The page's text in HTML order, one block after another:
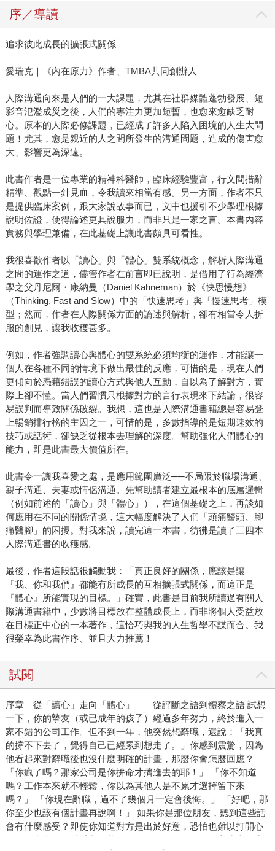
序／導讀
追求彼此成長的擴張式關係
愛瑞克｜《內在原力》作者、TMBA共同創辦人
人際溝通向來是人們的一大課題，尤其在社群媒體蓬勃發展、短
影音氾濫成災之後，人們的專注力更加短暫，也愈來愈缺乏耐
心。原本的人際必修課題，已經成了許多人陷入困境的人生大問
題！尤其，愈是親近的人之間所發生的溝通問題，造成的傷害愈
大、影響更為深遠。
此書作者是一位專業的精神科醫師，臨床經驗豐富，行文間措辭
精準、觀點一針見血，令我讀來相當有感。另一方面，作者不只
是提供臨床案例，跟大家說故事而已，文中也援引不少學理根據
說明佐證，使得論述更具說服力，而非只是一家之言。本書內容
實務與學理兼備，在此基礎上讓此書頗具可看性。
我很喜歡作者以「讀心」與「體心」雙系統概念，解析人際溝通
之間的運作之道，儘管作者在前言即已說明，是借用了行為經濟
學之父丹尼爾・康納曼（Daniel Kahneman）於《快思慢想》
（Thinking, Fast and Slow）中的「快速思考」與「慢速思考」模
型；然而，作者在人際關係方面的論述與解析，卻有相當令人折
服的創見，讓我收穫甚多。
例如，作者強調讀心與體心的雙系統必須均衡的運作，才能讓一
個人在各種不同的情境下做出最佳的反應，可惜的是，現在人們
更傾向於憑藉錯誤的讀心方式與他人互動，自以為了解對方，實
際上卻不懂。當人們習慣只根據對方的言行表現來下結論，很容
易誤判而導致關係破裂。我想，這也是人際溝通書籍總是容易登
上暢銷排行榜的主因之一，可惜的是，多數指導的是短期速效的
技巧或話術，卻缺乏從根本去理解的深度。幫助強化人們體心的
能力，即是此書最大價值所在。
此書令一讓我喜愛之處，是應用範圍廣泛──不局限於職場溝通、
親子溝通、夫妻或情侶溝通。先幫助讀者建立最根本的底層邏輯
（例如前述的「讀心」與「體心」），在這個基礎之上，再談如
何應用在不同的關係情境，這大幅度解決了人們「頭痛醫頭、腳
痛醫腳」的困擾。對我來說，讀完這一本書，彷彿是讀了三四本
人際溝通書的收穫感。
最後，作者這段話很觸動我：「真正良好的關係，應該是讓
『我、你和我們』都能有所成長的互相擴張式關係，而這正是
『體心』所能實現的目標。」確實，此書是目前我所讀過有關人
際溝通書籍中，少數將目標放在整體成長上，而非將個人受益放
在目標正中心的一本著作，這恰巧與我的人生哲學不謀而合。我
很榮幸為此書作序、並且大力推薦！
試閱
序章 從「讀心」走向「體心」——從評斷之語到體察之語 試想
一下，你的摯友（或已成年的孩子）經過多年努力，終於進入一
家不錯的公司工作。但不到一年，他突然想辭職，還說：「我真
的撐不下去了，覺得自己已經累到想走了。」你感到震驚，因為
他看起來對辭職後也沒什麼明確的計畫，那麼你會怎麼回應？
「你瘋了嗎？那家公司是你拚命才擠進去的耶！」 「你不知道
嗎？工作本來就不輕鬆，你以為其他人是不累才選擇留下來
嗎？」 「你現在辭職，過不了幾個月一定會後悔。」 「好吧，那
你至少也該有個計畫再說啊！」 如果你是那位朋友，聽到這些話
會有什麼感受？即使你知道對方是出於好意，恐怕也難以打開心
房，說出真正的感受與掙扎，那麼，有沒有可能換個方式來回應